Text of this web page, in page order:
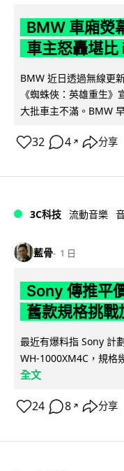
BMW 車廂熒
車主怒轟堪
BMW 近日透過無線更
《蜘蛛俠：英雄重生
大批車主不滿。BMW
32 4 ↗ 分享
3C科技 流動音樂
藍骨 1 日
Sony 傳推平
舊款規格挑戰
最近有爆料指 Sony 計
WH-1000XM4C，規格
全文
24 8 ↗ 分享